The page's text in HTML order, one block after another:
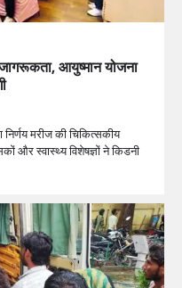
आयुष्मान योजना
मरीज की चिकित्सकीय
और स्वास्थ्य विशेषज्ञों ने किडनी